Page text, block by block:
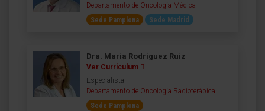
Departamento de Oncología Médica
Sede Pamplona
Sede Madrid
Dra. María Rodríguez Ruiz
Ver Curriculum
Especialista
Departamento de Oncología Radioterápica
Sede Pamplona